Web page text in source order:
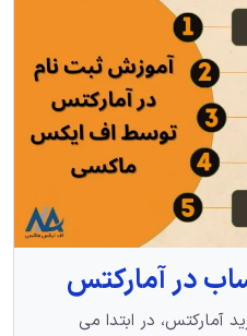
در آمارکتس
آمارکتس، در ابتدا می